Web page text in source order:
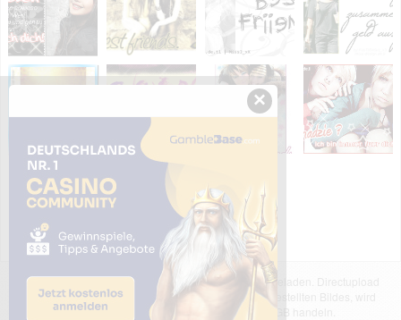
Das dargestellte Bild wurde von einem Nutzer hochgeladen. Directupload
übernimmt keinerlei Haftung für den Inhalt des dargestellten Bildes, wird
jedoch bei Verstößen nach §2(3) unserer AGB handeln.
×